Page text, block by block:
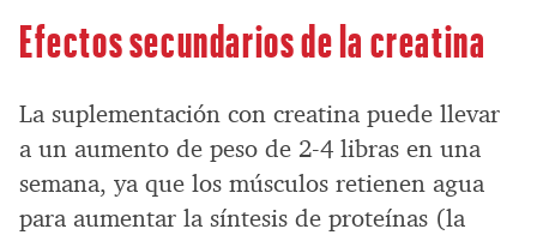
Efectos secundarios de la creatina
La suplementación con creatina puede llevar
a un aumento de peso de 2-4 libras en una
semana, ya que los músculos retienen agua
para aumentar la síntesis de proteínas (la